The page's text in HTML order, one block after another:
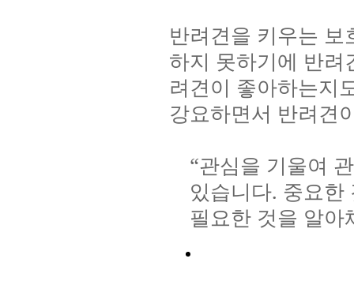
반려견을 키우는
하지 못하기에 반
려견이 좋아하는지
강요하면서 반려견
“관심을 기울여
있습니다. 중요한
필요한 것을 알아